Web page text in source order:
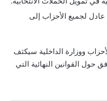
لجميع الأحزاب إلى
ووزارة الداخلية سيكثف
حول القوانين النهائية التي